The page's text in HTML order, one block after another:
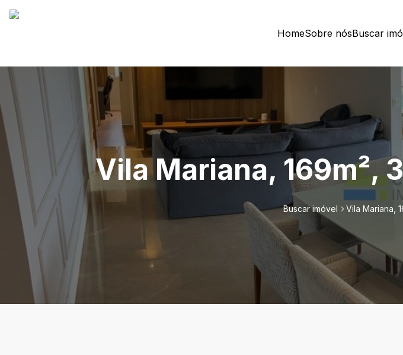
HomeSobre nósBuscar
Vila Mariana, 169m²,
Buscar imóvel Vila Mariana,